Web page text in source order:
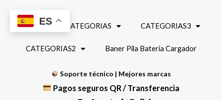
contenido
INICIO CATEGORIAS CATEGORIAS3
CATEGORIAS2 Baner Pila Bateria Cargador
Soporte técnico | Mejores marcas
Pagos seguros QR / Transferencia
ES